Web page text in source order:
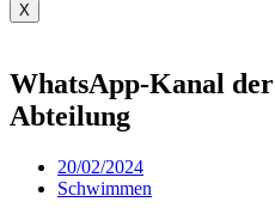
X
WhatsApp-Kanal
Abteilung
20/02/2024
Schwimmen